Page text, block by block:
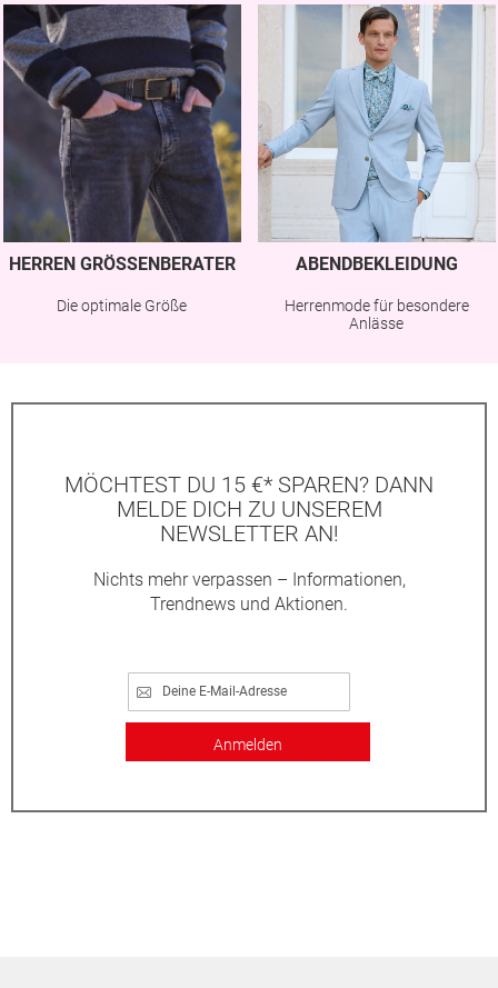
HERREN GRÖSSENBERATER
Die optimale Größe
ABENDBEKLEIDUNG
Herrenmode für besondere
Anlässe
MÖCHTEST DU 15 €* SPAREN? DANN
MELDE DICH ZU UNSEREM
NEWSLETTER AN!
Nichts mehr verpassen – Informationen,
Trendnews und Aktionen.
Anmelden